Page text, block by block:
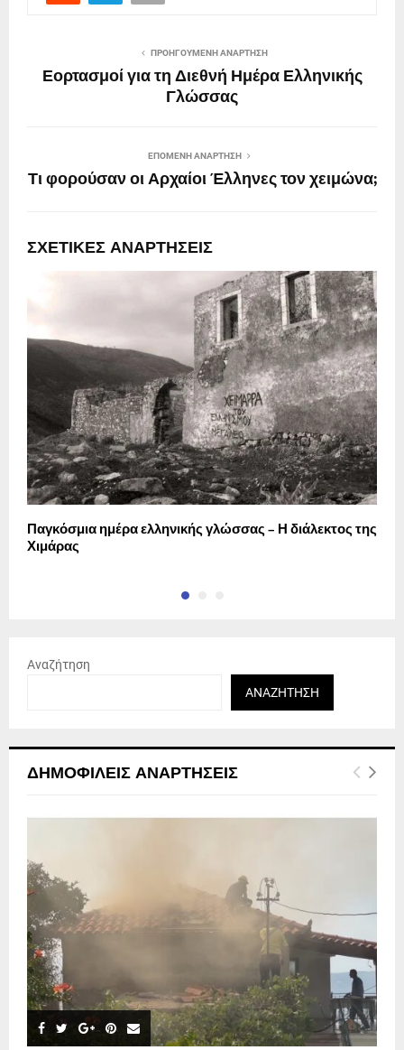
ΠΡΟΗΓΟΎΜΕΝΗ ΑΝΆΡΤΗΣΗ
Εορτασμοί για τη Διεθνή Ημέρα Ελληνικής
Γλώσσας
ΕΠΌΜΕΝΗ ΑΝΆΡΤΗΣΗ
Τι φορούσαν οι Αρχαίοι Έλληνες τον χειμώνα;
ΣΧΕΤΙΚΈΣ ΑΝΑΡΤΉΣΕΙΣ
Παγκόσμια ημέρα ελληνικής γλώσσας – Η διάλεκτος της
Χιμάρας
Αναζήτηση
ΑΝΑΖΉΤΗΣΗ
ΔΗΜΟΦΙΛΕΊΣ ΑΝΑΡΤΉΣΕΙΣ